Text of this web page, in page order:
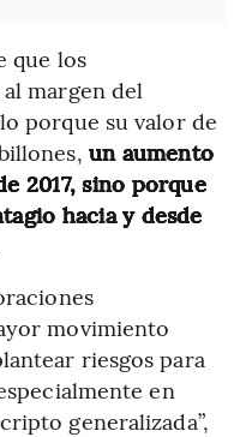
que los
margen del
porque su valor de
un aumento
2017, sino porque
hacia y desde
movimiento
riesgos para
en
generalizada”,